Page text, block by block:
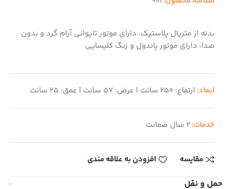
بدنه از متریال پلاستیک، دارای موتور تایوانی آرام گرد و بدون
صدا، دارای موتور پاندول و زنگ کلیسایی
ابعاد: ارتفاع: 250 سانت | عرض: 57 سانت | عمق: 25 سانت
خدمات:2 سال ضمانت
مقایسه افزودن به علاقه مندی
حمل و نقل